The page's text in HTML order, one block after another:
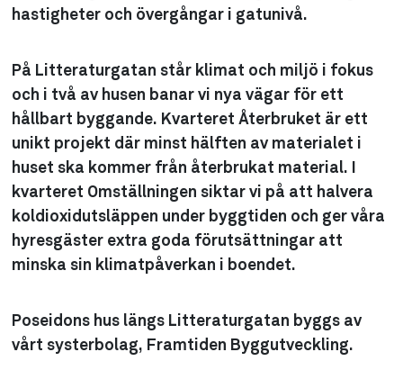
hastigheter och övergångar i gatunivå.
På Litteraturgatan står klimat och miljö i fokus
och i två av husen banar vi nya vägar för ett
hållbart byggande. Kvarteret Återbruket är ett
unikt projekt där minst hälften av materialet i
huset ska kommer från återbrukat material. I
kvarteret Omställningen siktar vi på att halvera
koldioxidutsläppen under byggtiden och ger våra
hyresgäster extra goda förutsättningar att
minska sin klimatpåverkan i boendet.
Poseidons hus längs Litteraturgatan byggs av
vårt systerbolag, Framtiden Byggutveckling.